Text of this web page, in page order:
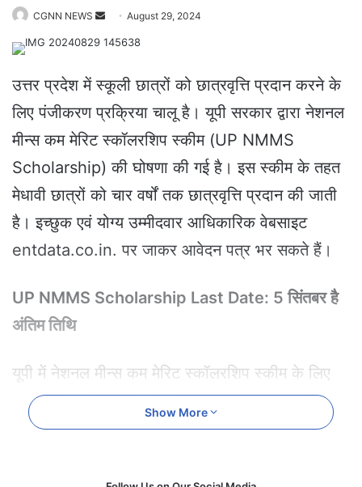
CGNN NEWS
e
a
n
e
i
August 29, 2024
उत्तर प्रदेश में स्कूली छात्रों को छात्रवृत्ति प्रदान करने के
लिए पंजीकरण प्रक्रिया चालू है। यूपी सरकार द्वारा नेशनल
मीन्स कम मेरिट स्कॉलरशिप स्कीम (UP NMMS
Scholarship) की घोषणा की गई है। इस स्कीम के तहत
मेधावी छात्रों को चार वर्षों तक छात्रवृत्ति प्रदान की जाती
है। इच्छुक एवं योग्य उम्मीदवार आधिकारिक वेबसाइट
entdata.co.in. पर जाकर आवेदन पत्र भर सकते हैं।
UP NMMS Scholarship Last Date: 5 सिंतबर है
अंतिम तिथि
यूपी में नेशनल मीन्स कम मेरिट स्कॉलरशिप स्कीम के लिए
छात्रों को 5 सितंबर, 2024 तक का समय दिया गया है।
इस स्कॉलरशिप के लिए योग्य उम्मीदवारों का चयन दो चरणों
2024-25) के आधार पर किया जाएगा। परीक्षा उत्तीर्ण
Show More